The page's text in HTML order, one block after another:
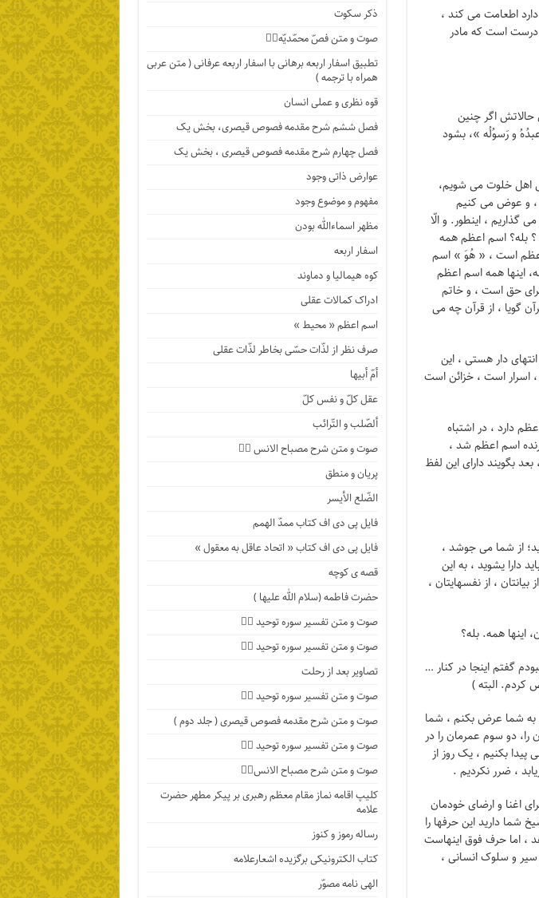
اطعامت می کند ،
درست است که مادر
اگر چنین
و رَسوُلُه »، بشود
اهل خلوت می شویم،
، و عوض می کنیم
گذاریم ، اینطور. و الّا
؟ بله؟ اسم اعظم همه
اعظم است ، « هُوَ » اسم
اینها همه اسم اعظم
حق است ، و خاتم
گویا ، از قرآن چه می
دار هستی ، این
اسرار است ، خزائن است
دارد ، در اشتباه
اسم اعظم شد ،
بگویند دارای این لفظ
از شما می جوشد ،
یشوید ، به این
بیانتان ، از نفسهایتان ،
همه. بله؟
گفتم اینجا در کنار …
کردم. البته )
به شما عرض بکنم ، شما
ما بگردیم ، نصف عمرمان را، دو سوم عمرمان را در
بکنیم ، یک روز از
، ضرر نکردیم .
اغنا و ارضای خودمان
شما دارید این حرفها را
، اما حرف فوق اینهاست
سیر و سلوک انسانی ،
ذکر سکوت
صوت و متن فصّ محمّدیّه۱️⃣
تطبیق اسفار اربعه برهانی با اسفار اربعه عرفانی ( متن عربی
همراه با ترجمه )
قوه نظری و عملی انسان
فصل ششم شرح مقدمه فصوص قیصری، بخش یک
فصل چهارم شرح مقدمه فصوص قیصری ، بخش یک
عوارض ذاتی وجود
مفهوم و موضوع وجود
مظهر اسماءالله بودن
اسفار اربعه
کوه هیمالیا و دماوند
ادراک کمالات عقلی
اسم اعظم « محیط »
صرف نظر از لذّات حسّی بخاطر لذّات عقلی
أمّ أبیها
عقل کلّ و نفس کلّ
ألصّلب و التّرائب
صوت و متن شرح مصباح الانس ۹️⃣
پریان و منطق
الضّلع الأیسر
فایل پی دی اف کتاب ممدّ الهمم
فایل پی دی اف کتاب « اتحاد عاقل به معقول »
قصه ی کوچه
حضرت فاطمه (سلام الله علیها )
صوت و متن تفسیر سوره توحید ۴️⃣
صوت و متن تفسیر سوره توحید ۳️⃣
تصاویر بعد از رحلت
صوت و متن تفسیر سوره توحید ۲️⃣
صوت و متن شرح مقدمه فصوص قیصری ( جلد دوم )
صوت و متن تفسیر سوره توحید ۱️⃣
صوت و متن شرح مصباح الانس۸⃣
کلیپ اقامه نماز مقام معظم رهبری بر پیکر مطهر حضرت
علامه
رساله رموز و کنوز
کتاب الکترونیکی برگزیده اشعارعلامه
الهی نامه مصوّر